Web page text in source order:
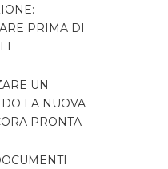
PRIMA DI
UN
LA NUOVA
PRONTA